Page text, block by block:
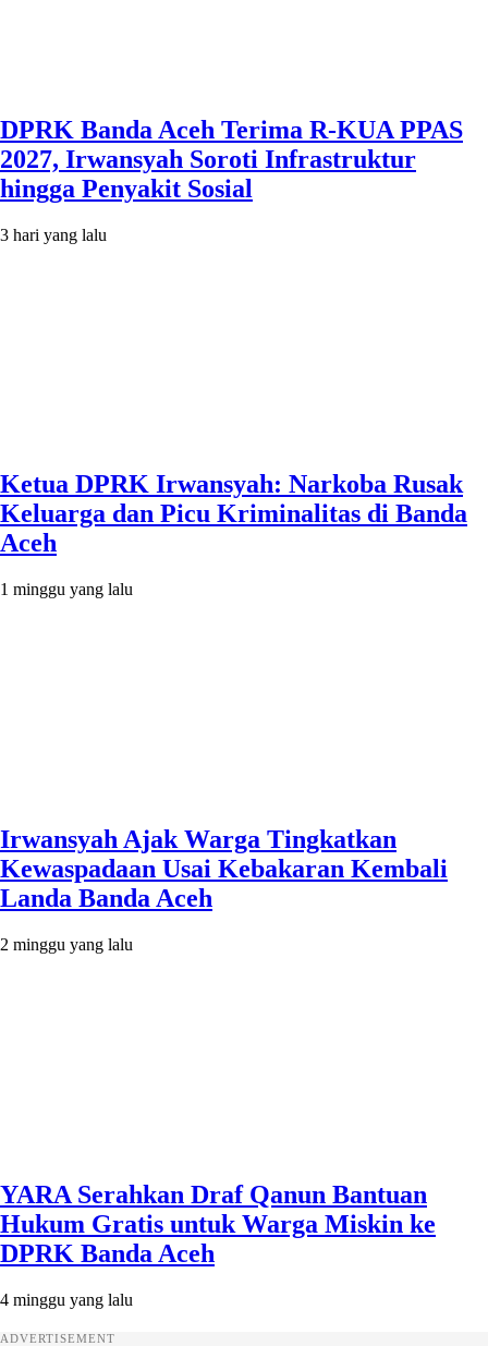
DPRK Banda Aceh Terima R-KUA PPAS
2027, Irwansyah Soroti Infrastruktur
hingga Penyakit Sosial
3 hari yang lalu
Ketua DPRK Irwansyah: Narkoba Rusak
Keluarga dan Picu Kriminalitas di Banda
Aceh
1 minggu yang lalu
Irwansyah Ajak Warga Tingkatkan
Kewaspadaan Usai Kebakaran Kembali
Landa Banda Aceh
2 minggu yang lalu
YARA Serahkan Draf Qanun Bantuan
Hukum Gratis untuk Warga Miskin ke
DPRK Banda Aceh
4 minggu yang lalu
ADVERTISEMENT